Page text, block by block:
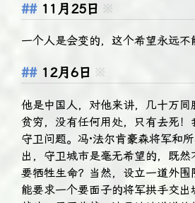
11月25日
一个人是会变的，这个希望永远不
12月6日
他是中国人，对他来讲，几十万同
贫穷，没有任何用处，只有去死！
守卫问题。冯·法尔肯豪森将军和
出，守卫城市是毫无希望的，既然
要牺牲生命？当然，设立一道外围
能要求一个要面子的将军拱手交